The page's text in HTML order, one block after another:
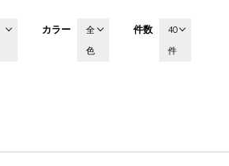
カラー
全
色
件数
40
件